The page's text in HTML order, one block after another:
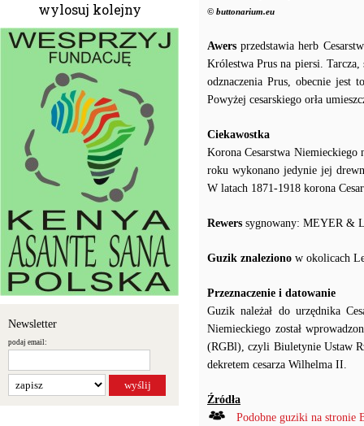
wylosuj kolejny
Newsletter
podaj email:
© buttonarium.eu
Awers przedstawia herb
Królestwa Prus na piersi. Tarcza,
odznaczenia Prus, obecnie jest
Powyżej cesarskiego orła
Ciekawostka
Korona Cesarstwa
roku wykonano jedynie jej
W latach 1871-1918 korona
Rewers sygnowany: MEYER &
Guzik znaleziono w okolicach
Przeznaczenie i datowanie
Guzik należał do urzędnika
Niemieckiego został
(RGBl), czyli Biuletynie Ustaw
dekretem cesarza Wilhelma II.
Źródła
Podobne guziki na stronie